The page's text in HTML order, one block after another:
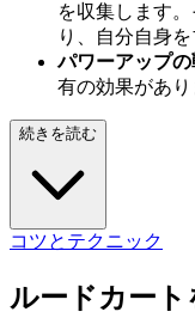
を収集します
り、自分自身
パワーアップ
有の効果があり
続きを読む
コツとテクニック
ルードカー